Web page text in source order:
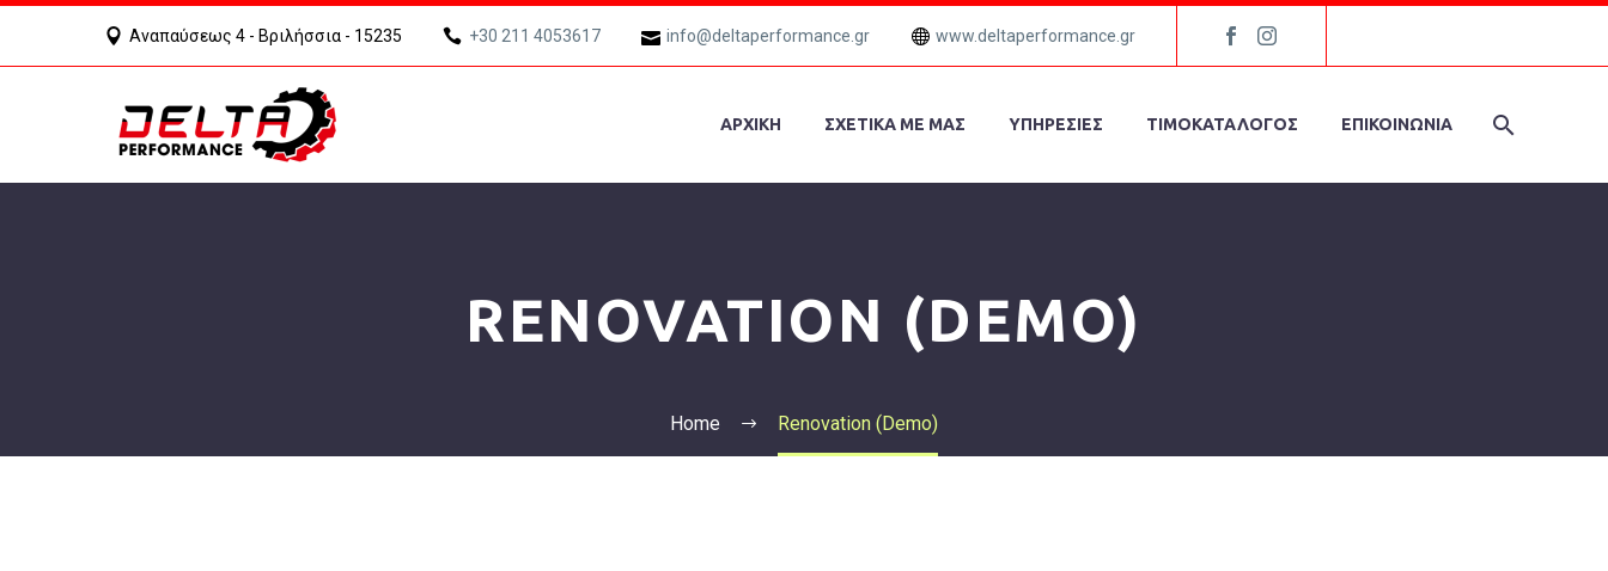
Αναπαύσεως 4 - Βριλήσσια - 15235 +30 211 4053617 info@deltaperformance.gr www.deltaperformance.gr
ΑΡΧΙΚΗ ΣΧΕΤΙΚΑ ΜΕ ΜΑΣ ΥΠΗΡΕΣΙΕΣ ΤΙΜΟΚΑΤΑΛΟΓΟΣ ΕΠΙΚΟΙΝΩΝΙΑ
RENOVATION (DEMO)
Home Renovation (Demo)